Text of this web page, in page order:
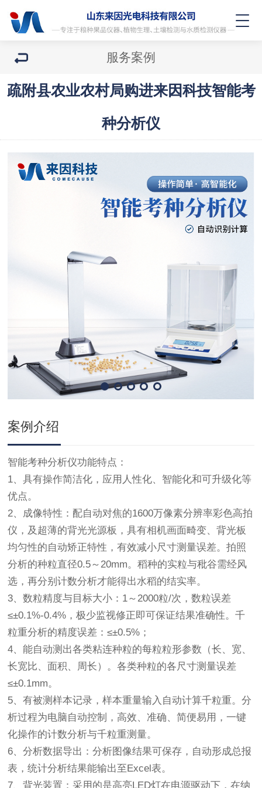
服务案例
疏附县农业农村局购进来因科技智能考
种分析仪
案例介绍
智能考种分析仪功能特点：
1、具有操作简洁化，应用人性化、智能化和可升级化等
优点。
2、成像特性：配自动对焦的1600万像素分辨率彩色高拍
仪，及超薄的背光光源板，具有相机画面畸变、背光板
均匀性的自动矫正特性，有效减小尺寸测量误差。拍照
分析的种粒直径0.5～20mm。稻种的实粒与秕谷需经风
选，再分别计数分析才能得出水稻的结实率。
3、数粒精度与目标大小：1～2000粒/次，数粒误差
≤±0.1%-0.4%，极少监视修正即可保证结果准确性。千
粒重分析的精度误差：≤±0.5%；
4、能自动测出各类粘连种粒的每粒粒形参数（长、宽、
长宽比、面积、周长）。各类种粒的各尺寸测量误差
≤±0.1mm。
5、有被测样本记录，样本重量输入自动计算千粒重。分
析过程为电脑自动控制，高效、准确、简便易用，一键
化操作的计数分析与千粒重测量。
6、分析数据导出：分析图像结果可保存，自动形成总报
表，统计分析结果能输出至Excel表。
7、背光装置：采用的是高亮LED灯在电源驱动下，在纳